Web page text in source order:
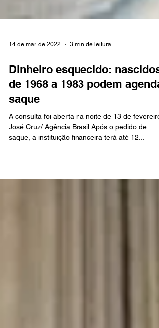
14 de mar. de 2022 3 min de leitura
Dinheiro esquecido: nascidos
de 1968 a 1983 podem
saque
José Cruz/ Agência Brasil Após o pedido de